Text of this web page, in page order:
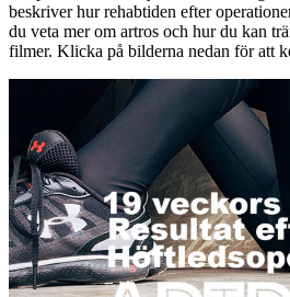
beskriver hur rehabtiden efter
du veta mer om artros och hur du kan
filmer. Klicka på bilderna nedan för att